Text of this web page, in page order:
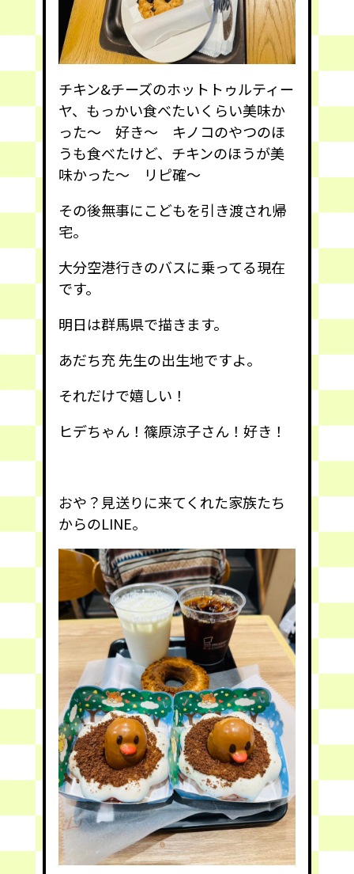
チキン&チーズのホットトゥルティー
ヤ、もっかい食べたいくらい美味か
った〜 好き〜 キノコのやつのほ
うも食べたけど、チキンのほうが美
味かった〜 リピ確〜
その後無事にこどもを引き渡され帰
宅。
大分空港行きのバスに乗ってる現在
です。
明日は群馬県で描きます。
あだち充 先生の出生地ですよ。
それだけで嬉しい！
ヒデちゃん！篠原涼子さん！好き！
おや？見送りに来てくれた家族たち
からのLINE。